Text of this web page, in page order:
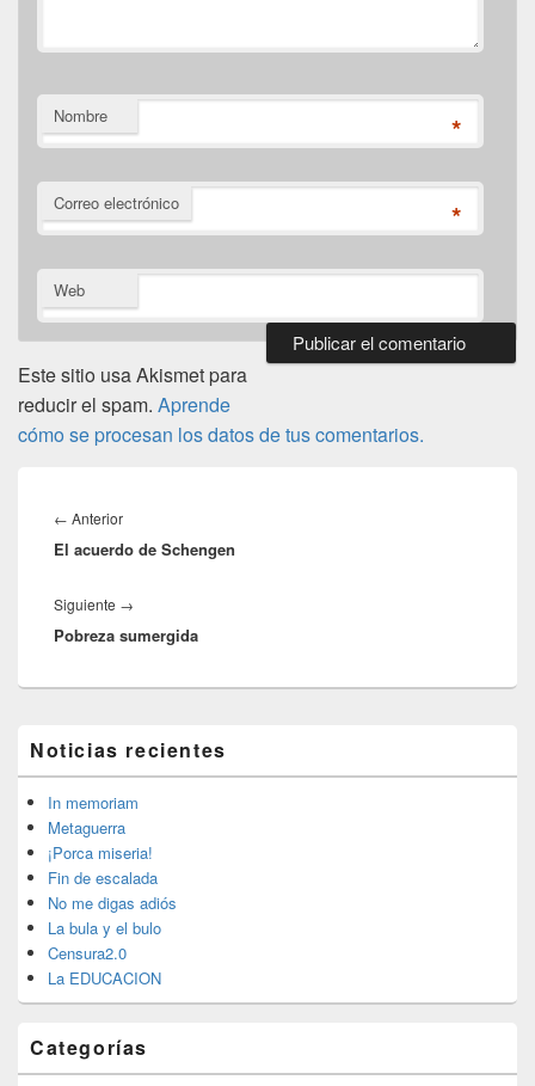
Nombre *
Correo electrónico *
Web
Este sitio usa Akismet para
reducir el spam. Aprende
cómo se procesan los datos de tus comentarios.
de
entradas
← AnteriorEntrada
anterior:
El acuerdo de Schengen
Siguiente →
siguiente:
Pobreza sumergida
área
de
widget
barra
lateral
primaria
Noticias recientes
In memoriam
Metaguerra
¡Porca miseria!
Fin de escalada
No me digas adiós
La bula y el bulo
Censura2.0
La EDUCACION
Categorías